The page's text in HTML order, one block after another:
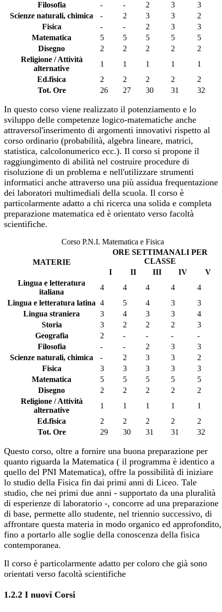
Tot. Ore 26 27 30 31 32
Filosofia
- - 2 3
3
Scienze naturali, chimica
- 2 3 3
2
Fisica
- - 2 3
3
Matematica
5 5 5 5
5
Disegno
2 2 2 2
2
Religione / Attività
alternative
1 1 1 1
1
Ed.fisica
2 2 2 2 2
In questo corso viene realizzato il potenziamento e lo
sviluppo delle competenze logico-matematiche anche
attraversol'inserimento di argomenti innovativi rispetto al
corso ordinario (probabilità, algebra lineare, matrici,
statistica, calcolonumerico ecc.). Il corso si propone il
raggiungimento di abilità nel costruire procedure di
risoluzione di un problema e nell'utilizzare strumenti
informatici anche attraverso una più assidua frequentazione
dei laboratori multimediali della scuola. Il corso è
particolarmente adatto a chi ricerca una solida e completa
preparazione matematica ed è orientato verso facoltà
scientifiche.
Corso P.N.I. Matematica e Fisica
MATERIE
ORE SETTIMANALI PER
CLASSE
I
II III IV V
Tot. Ore 29 30 31 31 32
Lingua e letteratura
italiana
4 4 4 4
4
Lingua e letteratura latina 4 5 4 3
3
Lingua straniera
3 4 3 3
4
Storia
3 2 2 2
3
Geografia
2 - - -
-
Filosofia
- - 2 3
3
Scienze naturali, chimica
- 2 3 3
2
Fisica
3 3 3 3
3
Matematica
5 5 5 5
5
Disegno
2 2 2 2
2
Religione / Attività
alternative
1 1 1 1
1
Ed.fisica
2 2 2 2 2
Questo corso, oltre a fornire una buona preparazione per
quanto riguarda la Matematica ( il programma è identico a
quello del PNI Matematica), offre la possibilità di iniziare
lo studio della Fisica fin dai primi anni di Liceo. Tale
studio, che nei primi due anni - supportato da una pluralità
di esperienze di laboratorio -, concorre ad una preparazione
di base, permette allo studente, nel triennio successivo, di
affrontare questa materia in modo organico ed approfondito,
fino a portarlo alle soglie della conoscenza della fisica
contemporanea.
Il corso è particolarmente adatto per coloro che già sono
orientati verso facoltà scientifiche
1.2.2 I nuovi Corsi